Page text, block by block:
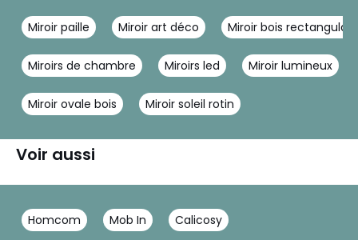
Miroir paille Miroir art déco Miroir bois
Miroirs de chambre Miroirs led Miroir lumineux
Miroir ovale bois Miroir soleil rotin
Voir aussi
Homcom Mob In Calicosy